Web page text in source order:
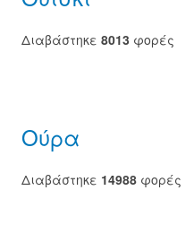
Διαβάστηκε 8013 φορές
Ούρα
Διαβάστηκε 14988 φορές